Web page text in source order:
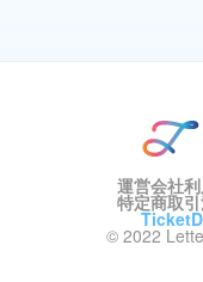
運営会社
特定商取
© 2022